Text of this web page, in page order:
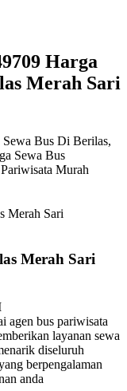
Harga
Merah Sari
Bus Di Berilas,
Sewa Bus
Murah
Merah Sari
agen bus pariwisata
layanan sewa
diseluruh
berpengalaman
anda